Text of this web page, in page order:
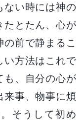
ない時には神の
たとたん、心が
前で静まるこ
い方法はこれで
も、自分の心が
来事、物事に煩
そうして初め